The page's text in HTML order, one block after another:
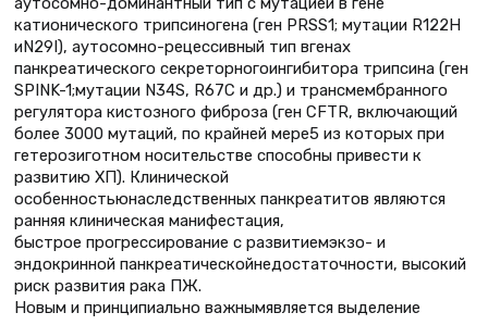
катионического трипсиногена (ген PRSS1; мутации R122H
иN29I), аутосомно-рецессивный тип вгенах
панкреатического секреторногоингибитора трипсина (ген
SPINK-1;мутации N34S, R67C и др.) и трансмембранного
регулятора кистозного фиброза (ген CFTR, включающий
более 3000 мутаций, по крайней мере5 из которых при
гетерозиготном носительстве способны привести к
развитию ХП). Клинической
особенностьюнаследственных панкреатитов являются
ранняя клиническая манифестация,
быстрое прогрессирование с развитиемэкзо- и
эндокринной панкреатическойнедостаточности, высокий
риск развития рака ПЖ.
Новым и принципиально важнымявляется выделение